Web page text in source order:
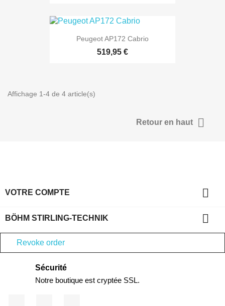
Peugeot AP172 Cabrio
519,95 €
Affichage 1-4 de 4 article(s)
Retour en haut 
VOTRE COMPTE 
BÖHM STIRLING-TECHNIK 
Revoke order
Sécurité
Notre boutique est cryptée SSL.